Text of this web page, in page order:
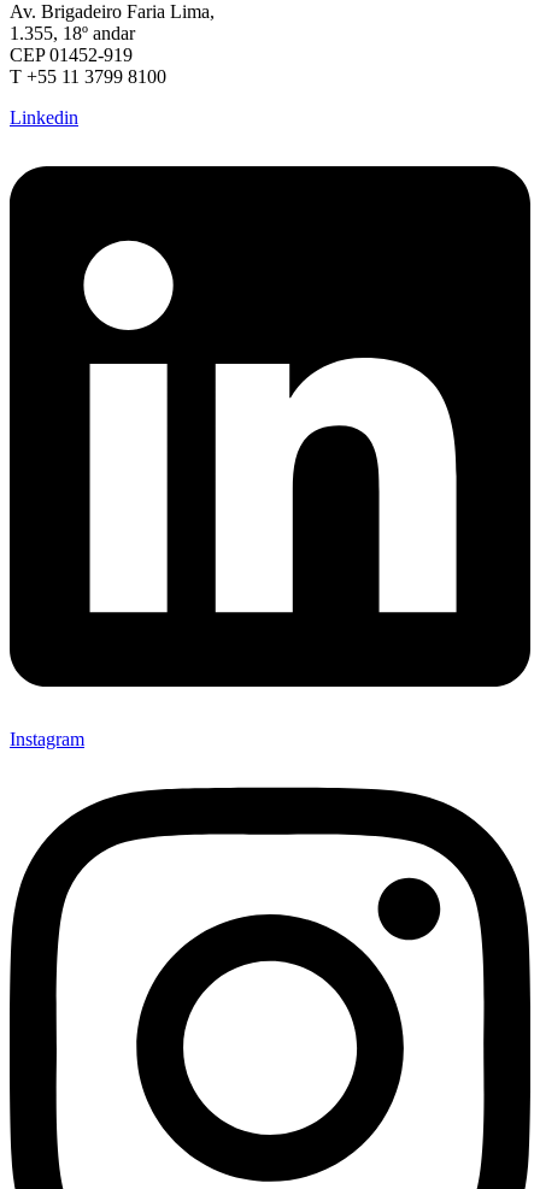
Av. Brigadeiro Faria Lima,
1.355, 18º andar
CEP 01452-919
T +55 11 3799 8100
Linkedin
Instagram